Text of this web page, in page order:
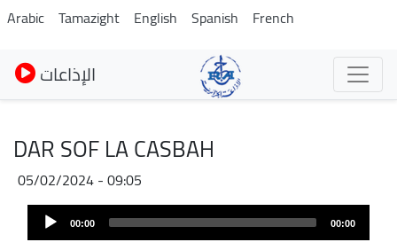
Skip
to
main
content
Arabic Tamazight English Spanish French
الإذاعات
DAR SOF LA CASBAH
05/02/2024 - 09:05
AudioAudio
Player 00:00 00:00